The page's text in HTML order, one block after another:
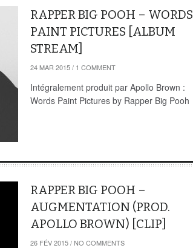
RAPPER BIG POOH – WORDS
PAINT PICTURES [ALBUM
STREAM]
24 MAR 2015/ 1 COMMENT
Intégralement produit par Apollo Brown :
Words Paint Pictures by Rapper Big Pooh
RAPPER BIG POOH –
AUGMENTATION (PROD.
APOLLO BROWN) [CLIP]
26 FÉV 2015/ NO COMMENTS